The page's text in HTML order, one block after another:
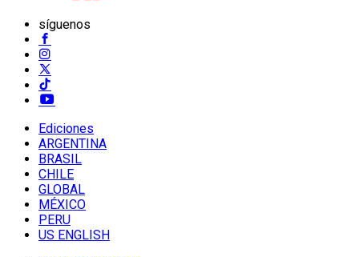
síguenos
Ediciones
ARGENTINA
BRASIL
CHILE
GLOBAL
MÉXICO
PERU
US ENGLISH